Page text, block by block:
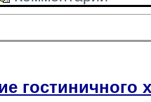
гостиничного